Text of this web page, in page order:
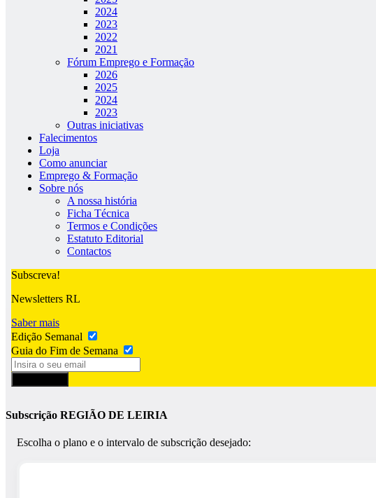
2024
2023
2022
2021
Fórum Emprego e Formação
2026
2025
2024
2023
Outras iniciativas
Falecimentos
Loja
Como anunciar
Emprego & Formação
Sobre nós
A nossa história
Ficha Técnica
Termos e Condições
Estatuto Editorial
Contactos
Subscreva!
Newsletters RL
Saber mais
Edição Semanal
Guia do Fim de Semana
Subscrição REGIÃO DE LEIRIA
Escolha o plano e o intervalo de subscrição desejado: